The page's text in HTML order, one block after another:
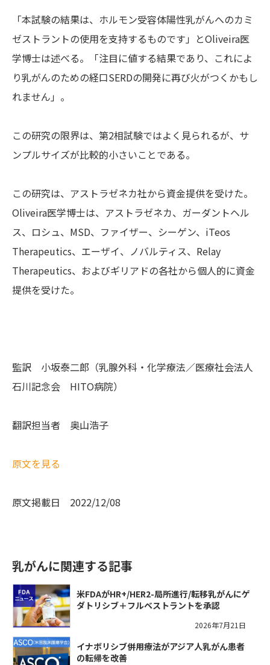
「本試験の結果は、ホルモン受容体陽性乳がんへのカミ
ゼストラントの使用を支持するものです」とOliveira医
学博士は述べる。「注目に値する結果であり、これによ
り乳がんのための経口SERDの開発に再び火がつくかもし
れません」。
この研究の限界は、第2相試験ではよく見られるが、サ
ンプルサイズが比較的小さいことである。
この研究は、アストラゼネカ社から資金提供を受けた。
Oliveira医学博士は、アストラゼネカ、ガーダントヘル
ス、ロシュ、MSD、ファイザー、シーゲン、iTeos
Therapeutics、エーザイ、ノバルティス、Relay
Therapeutics、およびギリアドの各社から個人的に資金
提供を受けた。
監訳 小坂泰二郎（乳腺外科・化学療法／医療社会法人
石川記念会 HITO病院）
翻訳担当者 奥山浩子
原文を見る
原文掲載日 2022/12/08
乳がんに関連する記事
米FDAがHR+/HER2-局所進行/転移乳がんにゲ
ダトリシブ＋フルベストラントを承認
2026年7月21日
イナボリシブ併用療法がアジア人乳がん患者
の転帰を改善